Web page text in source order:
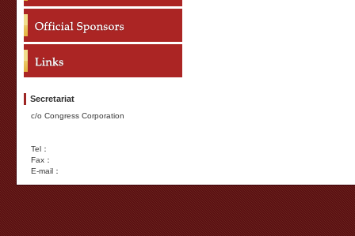
Secretariat
c/o Congress Corporation
Tel：
Fax：
E-mail：